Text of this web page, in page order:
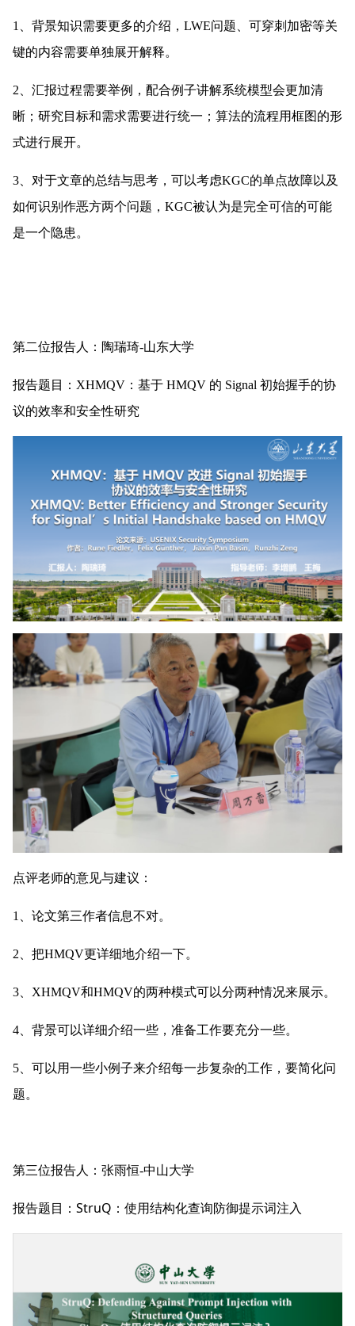
1、背景知识需要更多的介绍，LWE问题、可穿刺加密等关
键的内容需要单独展开解释。
2、汇报过程需要举例，配合例子讲解系统模型会更加清
晰；研究目标和需求需要进行统一；算法的流程用框图的形
式进行展开。
3、对于文章的总结与思考，可以考虑KGC的单点故障以及
如何识别作恶方两个问题，KGC被认为是完全可信的可能
是一个隐患。
第二位报告人：陶瑞琦-山东大学
报告题目：XHMQV：基于 HMQV 的 Signal 初始握手的协
议的效率和安全性研究
点评老师的意见与建议：
1、论文第三作者信息不对。
2、把HMQV更详细地介绍一下。
3、XHMQV和HMQV的两种模式可以分两种情况来展示。
4、背景可以详细介绍一些，准备工作要充分一些。
5、可以用一些小例子来介绍每一步复杂的工作，要简化问
题。
第三位报告人：张雨恒-中山大学
报告题目： StruQ ：使用结构化查询防御提示词注入